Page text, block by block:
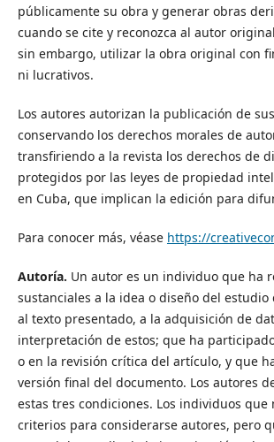
públicamente su obra y generar obras
cuando se cite y reconozca al autor
sin embargo, utilizar la obra original con
ni lucrativos.
Los autores autorizan la publicación de
conservando los derechos morales de
transfiriendo a la revista los derechos de
protegidos por las leyes de propiedad
en Cuba, que implican la edición para
Para conocer más, véase https://
Autoría. Un autor es un individuo que ha
sustanciales a la idea o diseño del estudio
al texto presentado, a la adquisición de
interpretación de estos; que ha
o en la revisión crítica del artículo, y que
versión final del documento. Los autores
estas tres condiciones. Los individuos que
criterios para considerarse autores, pero